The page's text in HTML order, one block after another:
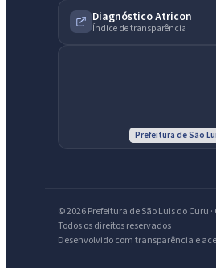
Diagnóstico Atricon
Índice de transparência
Prefeitura de São
© 2026 Prefeitura de São Luis do Curu
Todos os direitos reservados
Desenvolvido com transparência e
IntGest AI
licitações, estrutura ou